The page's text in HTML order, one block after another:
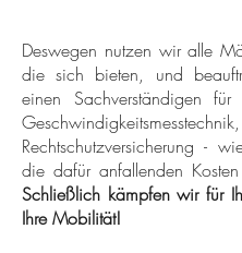
Deswegen nutzen wir alle
die sich bieten, und
einen Sachverständigen
Rechtschutzversicherung -
die dafür anfallenden Kosten
Schließlich kämpfen wir für
Ihre Mobilität!